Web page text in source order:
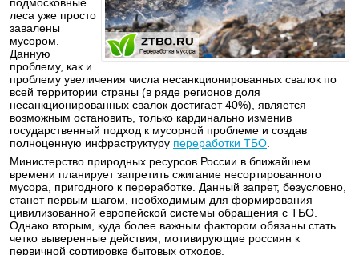
леса уже просто
завалены
мусором.
Данную
проблему, как и
проблему увеличения числа несанкционированных свалок по
всей территории страны (в ряде регионов доля
несанкционированных свалок достигает 40%), является
возможным остановить, только кардинально изменив
государственный подход к мусорной проблеме и создав
полноценную инфраструктуру переработки ТБО
Министерство природных ресурсов России в ближайшем
времени планирует запретить сжигание несортированного
мусора, пригодного к переработке. Данный запрет, безусловно,
станет первым шагом, необходимым для формирования
цивилизованной европейской системы обращения с ТБО.
Однако вторым, куда более важным фактором обязаны стать
четко выверенные действия, мотивирующие россиян к
первичной сортировке бытовых отходов.